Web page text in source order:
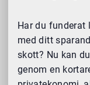
Har du funderat
med ditt
skott? Nu kan
genom en